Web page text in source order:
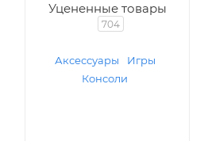
Уцененные товары
704
Аксессуары
Игры
Консоли